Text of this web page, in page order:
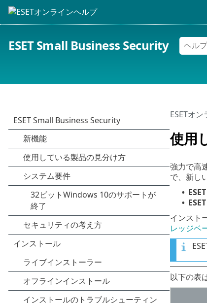
ESET Small Business Security
使用
ESETオ
強力で高
で、新し
•
•
インスト
レッジベ
以下の表